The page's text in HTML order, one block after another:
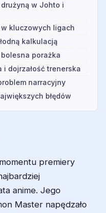
w Johto i
kluczowych ligach
kalkulacją
porażka
i dojrzałość trenerska
narracyjny
błędów
premiery
anime. Jego
Master napędzało